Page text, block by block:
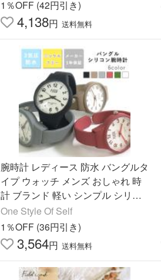
1％OFF (42円引き)
4,138円 送料無料
腕時計 レディース 防水 バングルタ
イプ ウォッチ メンズ おしゃれ 時
計 ブランド 軽い シンプル シリコ
ン ラバー 金属アレルギー 文字盤 2
0代 30代 40代 50代
One Style Of Self
1％OFF (36円引き)
3,564円 送料無料